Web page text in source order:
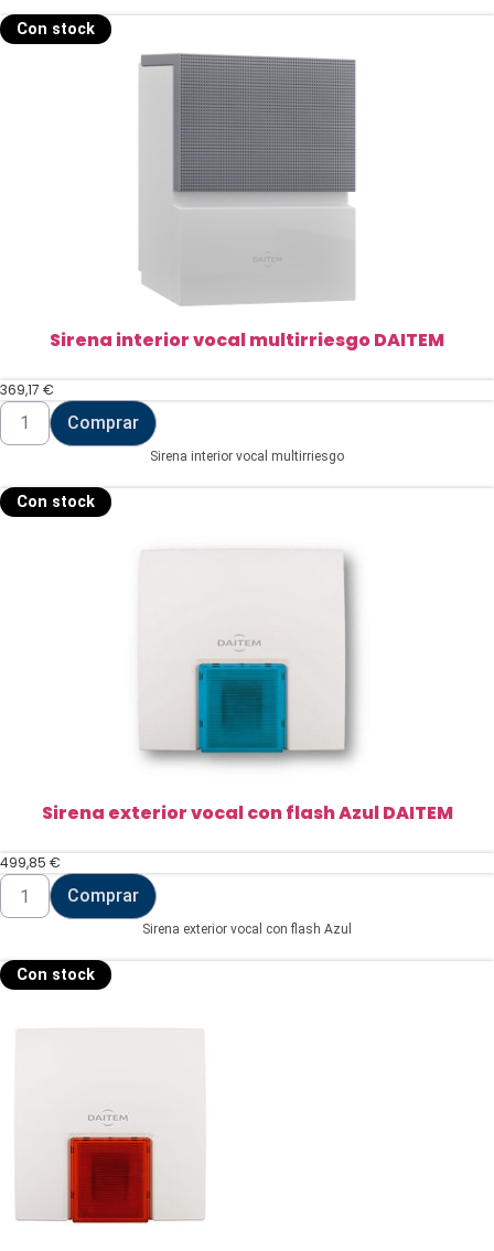
Con stock
Sirena interior vocal multirriesgo DAITEM
369,17 €
Sirena
interior
vocal
cantidad
Comprar
Sirena interior vocal multirriesgo
Con stock
Sirena exterior vocal con flash Azul DAITEM
499,85 €
Sirena
exterior
vocal
Azul
DAITEM
Comprar
Sirena exterior vocal con flash Azul
Con stock